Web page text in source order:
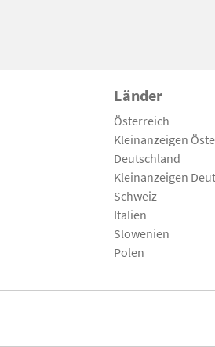
Länder
Österreich
Kleinanzeigen
Deutschland
Kleinanzeigen
Schweiz
Italien
Slowenien
Polen